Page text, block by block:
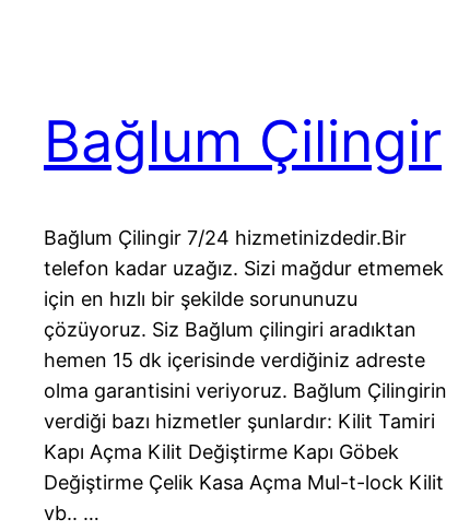
Bağlum Çilingir
Bağlum Çilingir 7/24 hizmetinizdedir.Bir
telefon kadar uzağız. Sizi mağdur etmemek
için en hızlı bir şekilde sorununuzu
çözüyoruz. Siz Bağlum çilingiri aradıktan
hemen 15 dk içerisinde verdiğiniz adreste
olma garantisini veriyoruz. Bağlum Çilingirin
verdiği bazı hizmetler şunlardır: Kilit Tamiri
Kapı Açma Kilit Değiştirme Kapı Göbek
Değiştirme Çelik Kasa Açma Mul-t-lock Kilit
vb.. …